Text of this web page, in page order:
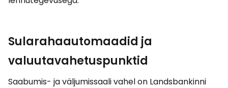
Sularahaautomaadid ja
valuutavahetuspunktid
Saabumis- ja väljumissaali vahel on Landsbankinni